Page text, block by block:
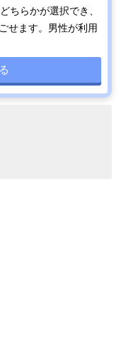
ちらかが選択でき、
せます。男性が利用